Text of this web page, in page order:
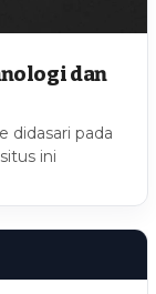
dan
didasari pada
ini